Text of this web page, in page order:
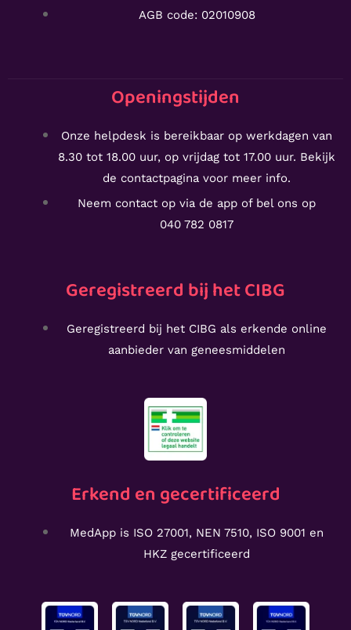
AGB code: 02010908
Openingstijden
Onze helpdesk is bereikbaar op werkdagen van
8.30 tot 18.00 uur, op vrijdag tot 17.00 uur. Bekijk
de contactpagina voor meer info.
Neem contact op via de app of bel ons op
040 782 0817
Geregistreerd bij het CIBG
Geregistreerd bij het CIBG als erkende online
aanbieder van geneesmiddelen
Erkend en gecertificeerd
MedApp is ISO 27001, NEN 7510, ISO 9001 en
HKZ gecertificeerd